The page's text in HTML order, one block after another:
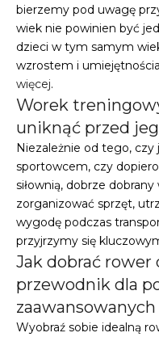
bierzemy pod uwagę
wiek nie powinien być
dzieci w tym samym
wzrostem i
więcej.
Worek
uniknąć przed
Niezależnie od tego,
sportowcem, czy
siłownią, dobrze
zorganizować sprzęt,
wygodę podczas
przyjrzymy się
Jak dobrać
przewodnik dla
zaawansowanych
Wyobraź sobie idealną